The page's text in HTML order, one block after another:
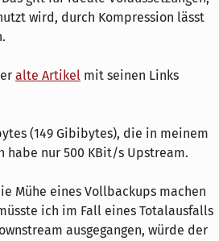
wird, durch Kompression lässt
alte Artikel mit seinen Links
(149 Gibibytes), die in meinem
habe nur 500 KBit/s Upstream.
Mühe eines Vollbackups machen
ich im Fall eines Totalausfalls
ausgegangen, würde der